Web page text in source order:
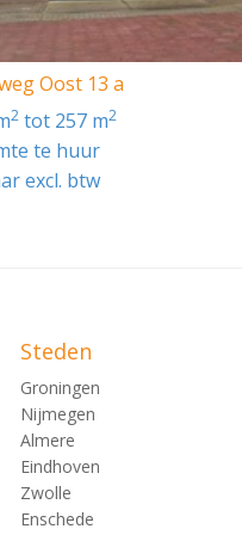
parkeerterrein aan
1.500kg/m², onder de
Oost 13 a
2 tot 257 m2
te huur
excl. btw
Steden
Groningen
Nijmegen
Almere
Eindhoven
Zwolle
Enschede